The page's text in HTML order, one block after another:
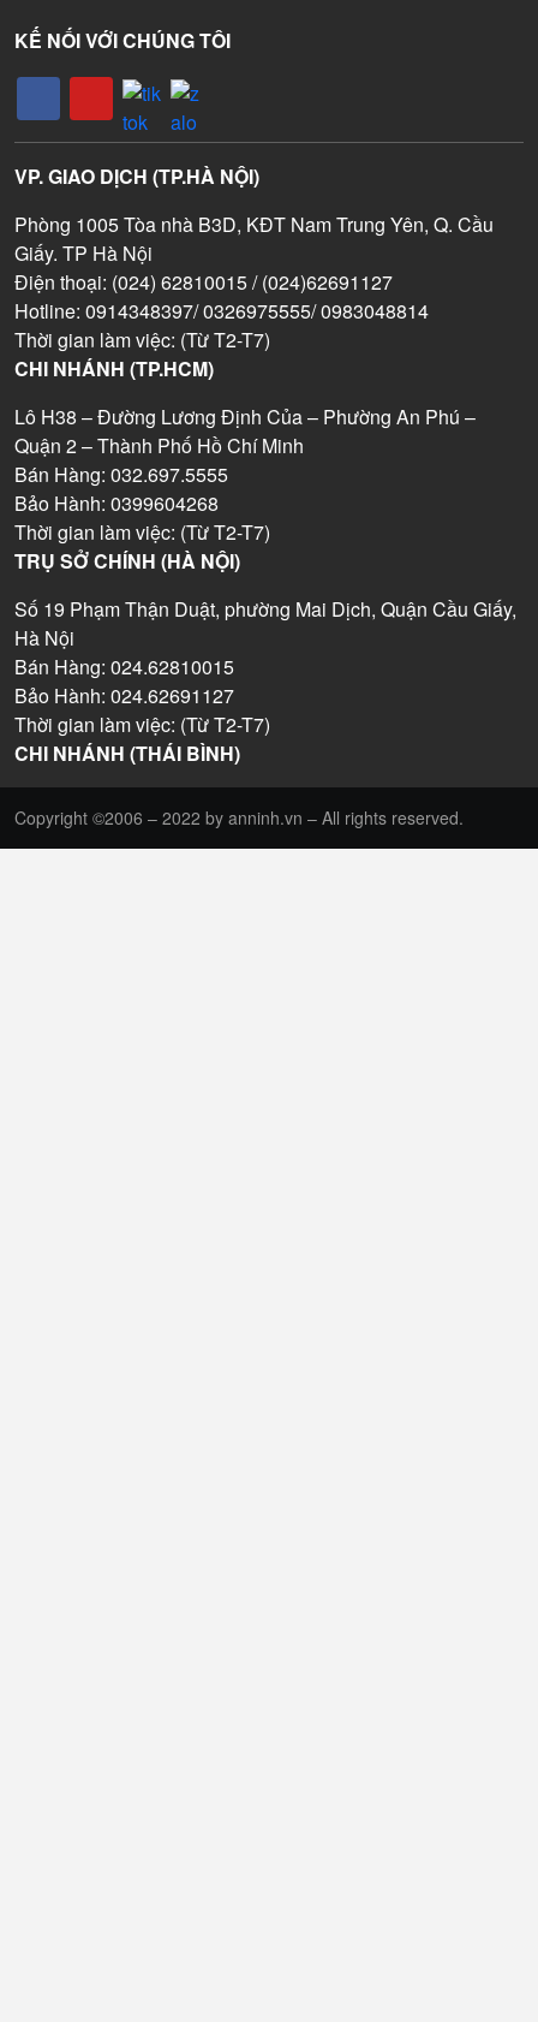
KẾ NỐI VỚI CHÚNG TÔI
VP. GIAO DỊCH (TP.HÀ NỘI)
Phòng 1005 Tòa nhà B3D, KĐT Nam Trung Yên, Q. Cầu
Giấy. TP Hà Nội
Điện thoại: (024) 62810015 / (024)62691127
Hotline: 0914348397/ 0326975555/ 0983048814
Thời gian làm việc: (Từ T2-T7)
CHI NHÁNH (TP.HCM)
Lô H38 – Đường Lương Định Của – Phường An Phú –
Quận 2 – Thành Phố Hồ Chí Minh
Bán Hàng: 032.697.5555
Bảo Hành: 0399604268
Thời gian làm việc: (Từ T2-T7)
TRỤ SỞ CHÍNH (HÀ NỘI)
Số 19 Phạm Thận Duật, phường Mai Dịch, Quận Cầu Giấy,
Hà Nội
Bán Hàng: 024.62810015
Bảo Hành: 024.62691127
Thời gian làm việc: (Từ T2-T7)
CHI NHÁNH (THÁI BÌNH)
Copyright ©2006 – 2022 by anninh.vn – All rights reserved.